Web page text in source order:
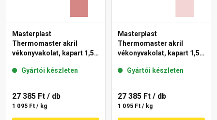
Masterplast
Thermomaster akril
vékonyvakolat, kapart 1,5
Gyártói készleten
27 385 Ft / db
1 095 Ft / kg
Masterplast
Thermomaster akril
vékonyvakolat, kapart 1,5
Gyártói készleten
27 385 Ft / db
1 095 Ft / kg